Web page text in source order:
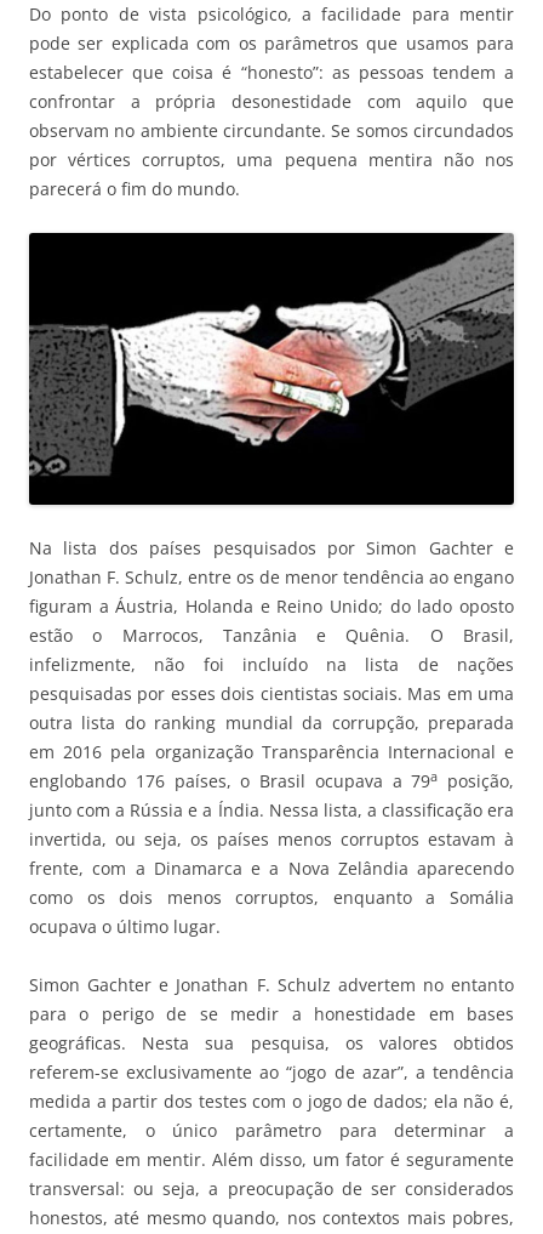
Do ponto de vista psicológico, a facilidade para mentir
pode ser explicada com os parâmetros que usamos para
estabelecer que coisa é “honesto”: as pessoas tendem a
confrontar a própria desonestidade com aquilo que
observam no ambiente circundante. Se somos circundados
por vértices corruptos, uma pequena mentira não nos
parecerá o fim do mundo.
Na lista dos países pesquisados por Simon Gachter e
Jonathan F. Schulz, entre os de menor tendência ao engano
figuram a Áustria, Holanda e Reino Unido; do lado oposto
estão o Marrocos, Tanzânia e Quênia. O Brasil,
infelizmente, não foi incluído na lista de nações
pesquisadas por esses dois cientistas sociais. Mas em uma
outra lista do ranking mundial da corrupção, preparada
em 2016 pela organização Transparência Internacional e
englobando 176 países, o Brasil ocupava a 79a
posição,
junto com a Rússia e a Índia. Nessa lista, a classificação era
invertida, ou seja, os países menos corruptos estavam à
frente, com a Dinamarca e a Nova Zelândia aparecendo
como os dois menos corruptos, enquanto a Somália
ocupava o último lugar.
Simon Gachter e Jonathan F. Schulz advertem no entanto
para o perigo de se medir a honestidade em bases
geográficas. Nesta sua pesquisa, os valores obtidos
referem-se exclusivamente ao “jogo de azar”, a tendência
medida a partir dos testes com o jogo de dados; ela não é,
certamente, o único parâmetro para determinar a
facilidade em mentir. Além disso, um fator é seguramente
transversal: ou seja, a preocupação de ser considerados
honestos, até mesmo quando, nos contextos mais pobres,